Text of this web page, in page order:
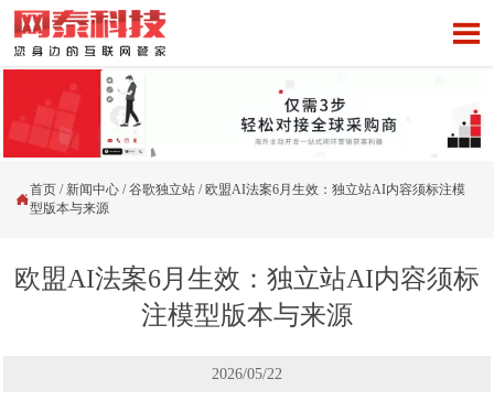


首页 / 新闻中心 /谷歌独立站 / 欧盟AI法案6月生效：独立站AI内容须标注模
型版本与来源
欧盟AI法案6月生效：独立站AI内容须标
注模型版本与来源
2026/05/22